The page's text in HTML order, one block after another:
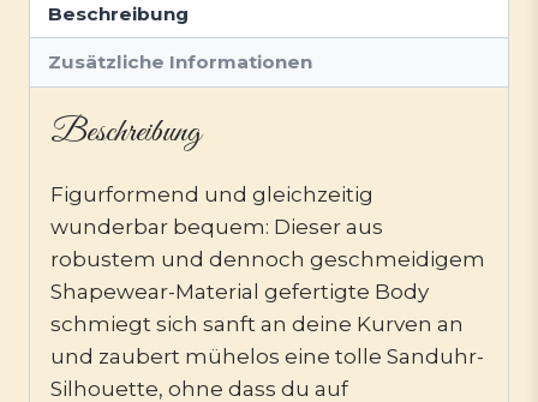
Beschreibung
Zusätzliche Informationen
Beschreibung
Figurformend und gleichzeitig
wunderbar bequem: Dieser aus
robustem und dennoch geschmeidigem
Shapewear-Material gefertigte Body
schmiegt sich sanft an deine Kurven an
und zaubert mühelos eine tolle Sanduhr-
Silhouette, ohne dass du auf